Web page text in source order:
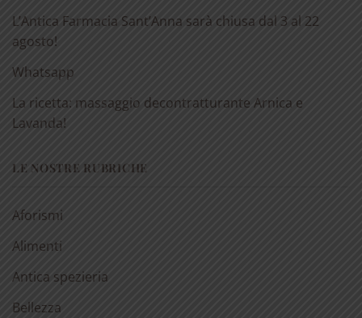
L’Antica Farmacia Sant’Anna sarà chiusa dal 3 al 22
agosto!
Whatsapp
La ricetta: massaggio decontratturante Arnica e
Lavanda!
LE NOSTRE RUBRICHE
Aforismi
Alimenti
Antica spezieria
Bellezza